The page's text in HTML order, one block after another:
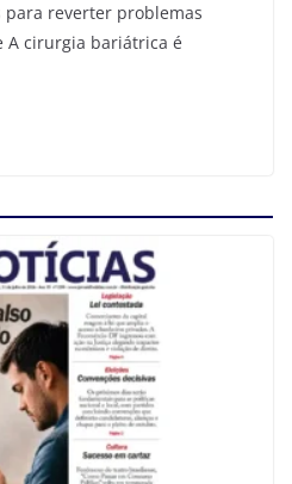
reverter problemas
A cirurgia bariátrica é